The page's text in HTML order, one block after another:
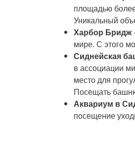
площадью
Уникальный
Харбор Бридж
мире. С этого
Сиднейская
в ассоциации
место для
Посещать
Аквариум в
посещение